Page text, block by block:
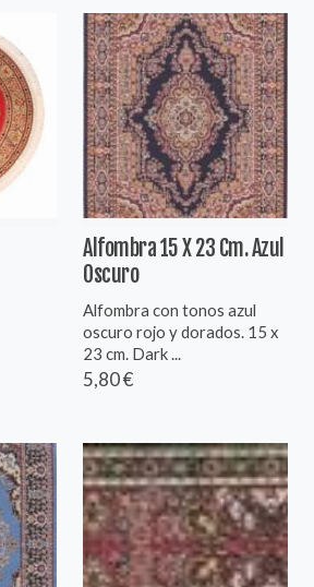
Alfombra 15 X 23 Cm. Azul
Oscuro
Alfombra con tonos azul
oscuro rojo y dorados. 15 x
23 cm. Dark ...
5,80 €